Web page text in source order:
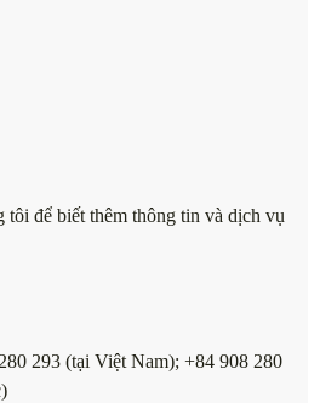
để biết thêm thông tin và dịch vụ
293 (tại Việt Nam); +84 908 280